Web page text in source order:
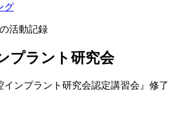
グ
活動記録
プラント研究会
ンプラント研究会認定講習会』修了